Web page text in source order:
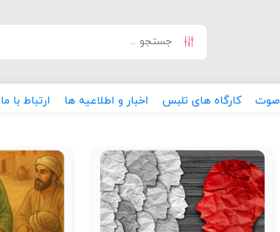
صوت کارگاه های تلبس اخبار و اطلاعیه ها ارتباط با ما